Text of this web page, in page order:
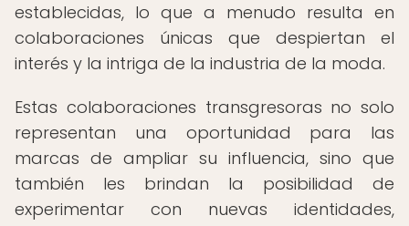
establecidas, lo que a menudo resulta en
colaboraciones únicas que despiertan el
interés y la intriga de la industria de la moda.
Estas colaboraciones transgresoras no solo
representan una oportunidad para las
marcas de ampliar su influencia, sino que
también les brindan la posibilidad de
experimentar con nuevas identidades,